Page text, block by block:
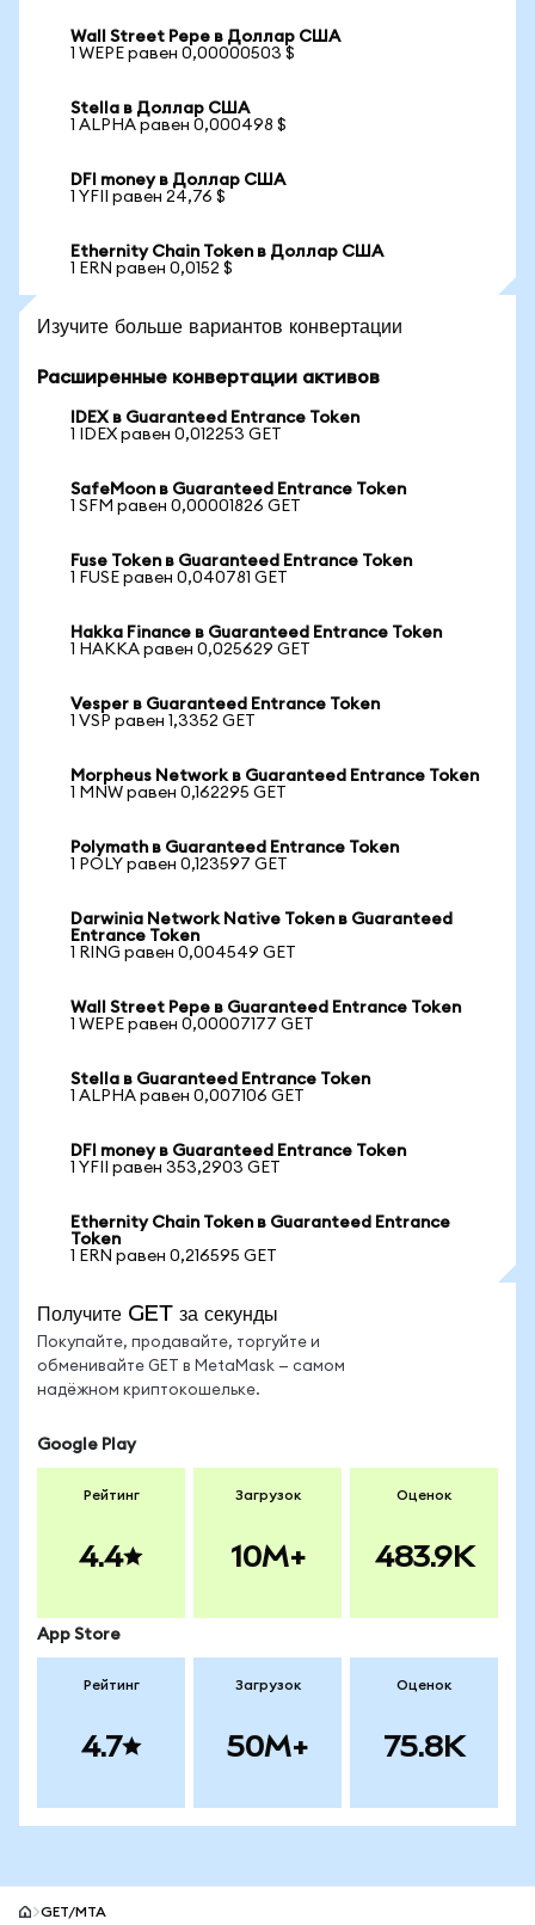
Wall Street Pepe в Доллар США
1 WEPE равен 0,00000503 $
Stella в Доллар США
1 ALPHA равен 0,000498 $
DFI money в Доллар США
1 YFII равен 24,76 $
Ethernity Chain Token в Доллар США
1 ERN равен 0,0152 $
Изучите больше вариантов конвертации
Расширенные конвертации активов
IDEX в Guaranteed Entrance Token
1 IDEX равен 0,012253 GET
SafeMoon в Guaranteed Entrance Token
1 SFM равен 0,00001826 GET
Fuse Token в Guaranteed Entrance Token
1 FUSE равен 0,040781 GET
Hakka Finance в Guaranteed Entrance Token
1 HAKKA равен 0,025629 GET
Vesper в Guaranteed Entrance Token
1 VSP равен 1,3352 GET
Morpheus Network в Guaranteed Entrance Token
1 MNW равен 0,162295 GET
Polymath в Guaranteed Entrance Token
1 POLY равен 0,123597 GET
Darwinia Network Native Token в Guaranteed
Entrance Token
1 RING равен 0,004549 GET
Wall Street Pepe в Guaranteed Entrance Token
1 WEPE равен 0,00007177 GET
Stella в Guaranteed Entrance Token
1 ALPHA равен 0,007106 GET
DFI money в Guaranteed Entrance Token
1 YFII равен 353,2903 GET
Ethernity Chain Token в Guaranteed Entrance
Token
1 ERN равен 0,216595 GET
Получите GET за секунды
Покупайте, продавайте, торгуйте и
обменивайте GET в MetaMask — самом
надёжном криптокошельке.
Google Play
Рейтинг
4.4
Загрузок
10M+
Оценок
483.9K
App Store
Рейтинг
4.7
Загрузок
50M+
Оценок
75.8K
GET/MTA